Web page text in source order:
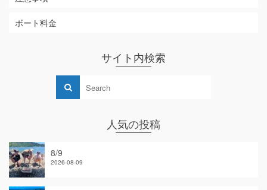
ボート料金
サイト内検索
人気の投稿
8/9
2026-08-09